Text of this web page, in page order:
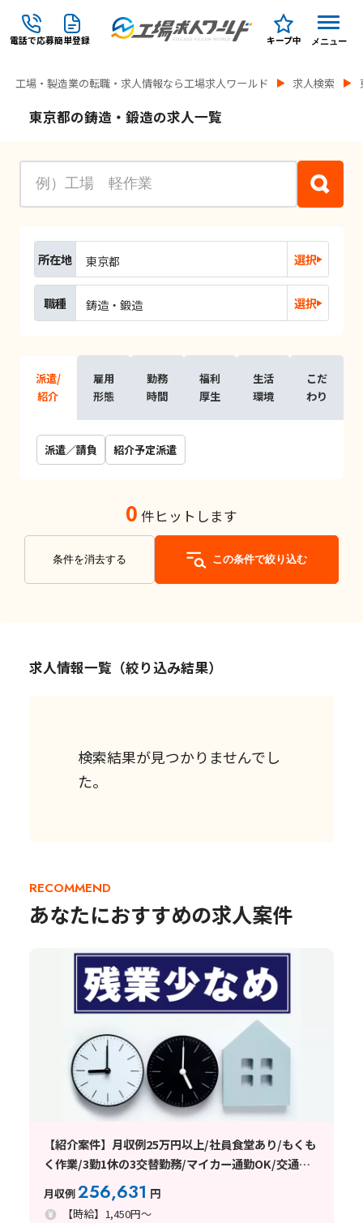
電話で応募簡単登録 キープ中 メニュー
工場・製造業の転職・求人情報なら工場求人ワールド 求人検索
東京都の鋳造・鍛造の求人一覧
所在地 東京都 選択
職種 鋳造・鍛造 選択
派遣/
紹介
雇用
形態
勤務
時間
福利
厚生
生活
環境
こだ
わり
派遣／請負 紹介予定派遣
0 件ヒットします
条件を消去する この条件で絞り込む
求人情報一覧（絞り込み結果）
検索結果が見つかりませんでし
た。
RECOMMEND
あなたにおすすめの求人案件
【紹介案件】月収例25万円以上/社員食堂あり/もくも
く作業/3勤1休の3交替勤務/マイカー通勤OK/交通費
支給あり/日払い・週払い制度あり
月収例256,631 円
【時給】1,450円～